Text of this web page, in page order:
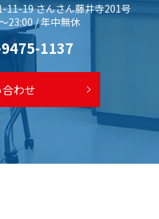
11-19 さんさん藤井寺201号
23:00 / 年中無休
1137
わせ